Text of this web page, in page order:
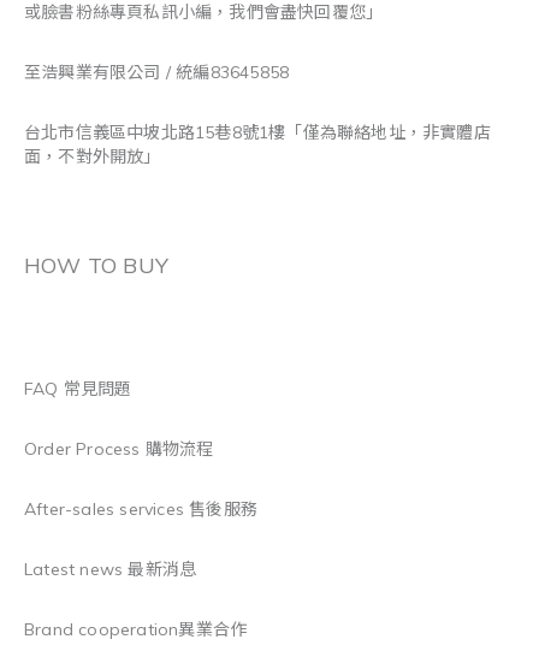
或臉書粉絲專頁私訊小編，我們會盡快回覆您」
至浩興業有限公司 / 統編83645858
台北市信義區中坡北路15巷8號1樓「僅為聯絡地址，非實體店
面，不對外開放」
HOW TO BUY
FAQ 常見問題
Order Process 購物流程
After-sales services 售後服務
Latest news 最新消息
Brand cooperation異業合作